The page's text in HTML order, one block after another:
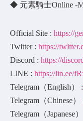
◆ 元素騎士Online -
Official Site : https://
Twitter : https://
Discord : https://
LINE : https://lin.ee/
Telegram（English） :
Telegram（Chinese）
Telegram（Japanese